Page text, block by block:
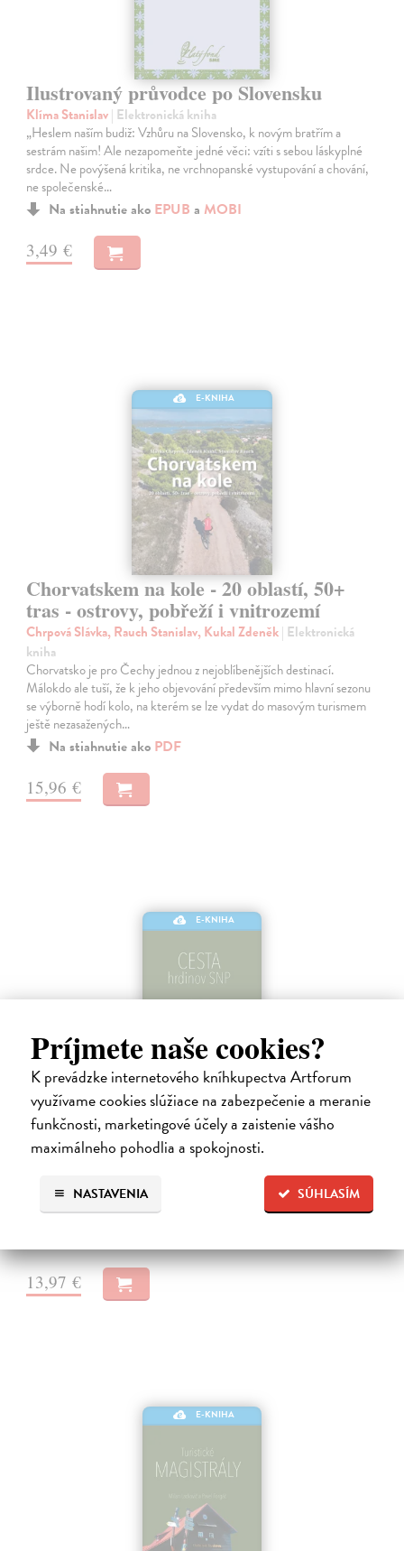
Príjmete naše cookies?
K prevádzke internetového kníhkupectva Artforum
využívame cookies slúžiace na zabezpečenie a meranie
funkčnosti, marketingové účely a zaistenie vášho
maximálneho pohodlia a spokojnosti.
SÚHLASÍM
NASTAVENIA
Ilustrovaný průvodce po Slovensku
Klíma Stanislav| Elektronická kniha
„Heslem naším budiž: Vzhůru na Slovensko, k novým bratřím a
sestrám našim! Ale nezapomeňte jedné věci: vzíti s sebou láskyplné
srdce. Ne povýšená kritika, ne vrchnopanské vystupování a chování,
ne společenské…
Na stiahnutie ako EPUB a MOBI
3,49 €
E-KNIHA
Chorvatskem na kole - 20 oblastí, 50+
tras - ostrovy, pobřeží i vnitrozemí
Chrpová Slávka, Rauch Stanislav, Kukal Zdeněk| Elektronická
kniha
Chorvatsko je pro Čechy jednou z nejoblíbenějších destinací.
Málokdo ale tuší, že k jeho objevování především mimo hlavní sezonu
se výborně hodí kolo, na kterém se lze vydat do masovým turismem
ještě nezasažených…
Na stiahnutie ako PDF
15,96 €
E-KNIHA
Cesta hrdinov SNP
Frkáň Adam| Elektronická kniha
Slovensku a z tohto dôvodu je samostatnou knihou, ktorá je súčasťou
našej trilógie Turistické Slovensko. Kniha, určená všetkým
dobrodruhom,…
13,97 €
E-KNIHA